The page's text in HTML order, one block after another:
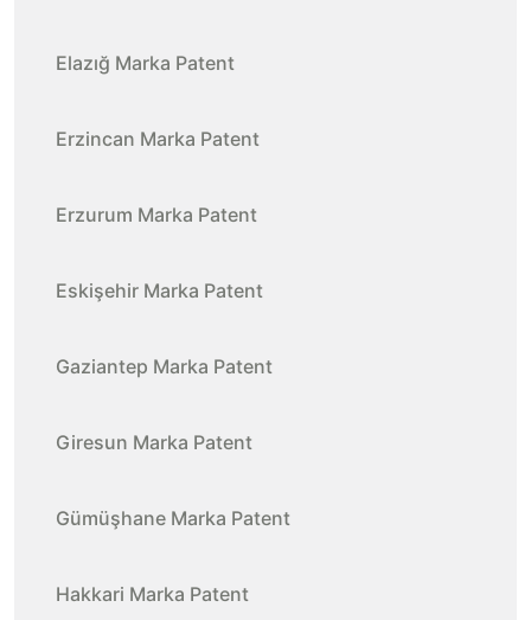
Elazığ Marka Patent
Erzincan Marka Patent
Erzurum Marka Patent
Eskişehir Marka Patent
Gaziantep Marka Patent
Giresun Marka Patent
Gümüşhane Marka Patent
Hakkari Marka Patent